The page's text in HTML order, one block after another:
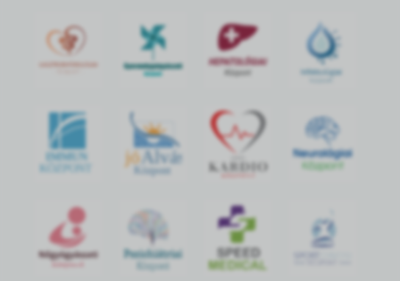
IMMUN
KÖZPONT
jó Alvás
Központ